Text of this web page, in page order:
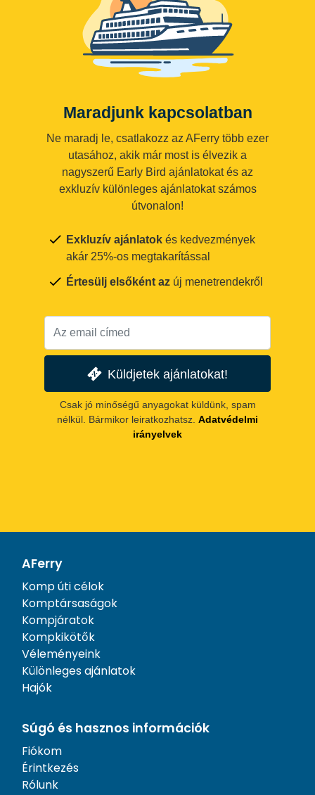
Maradjunk kapcsolatban
Ne maradj le, csatlakozz az AFerry több ezer
utasához, akik már most is élvezik a
nagyszerű Early Bird ajánlatokat és az
exkluzív különleges ajánlatokat számos
útvonalon!
Exkluzív ajánlatok és kedvezmények
akár 25%-os megtakarítással
Értesülj elsőként az új menetrendekről
Küldjetek ajánlatokat!
Csak jó minőségű anyagokat küldünk, spam
nélkül. Bármikor leiratkozhatsz. Adatvédelmi
irányelvek
AFerry
Komp úti célok
Komptársaságok
Kompjáratok
Kompkikötők
Véleményeink
Különleges ajánlatok
Hajók
Súgó és hasznos információk
Fiókom
Érintkezés
Rólunk